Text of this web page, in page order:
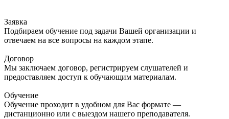
Заявка
Подбираем обучение под задачи Вашей организации и
отвечаем на все вопросы на каждом этапе.
Договор
Мы заключаем договор, регистрируем слушателей и
предоставляем доступ к обучающим материалам.
Обучение
Обучение проходит в удобном для Вас формате —
дистанционно или с выездом нашего преподавателя.